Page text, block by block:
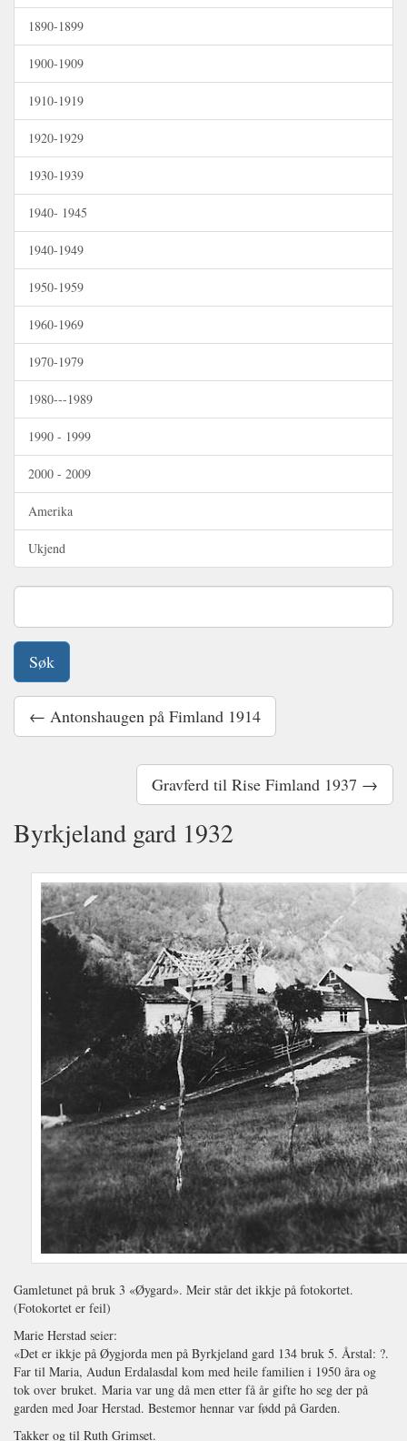
1890-1899
1900-1909
1910-1919
1920-1929
1930-1939
1940- 1945
1940-1949
1950-1959
1960-1969
1970-1979
1980---1989
1990 - 1999
2000 - 2009
Amerika
Ukjend
← Antonshaugen på Fimland 1914
Gravferd til Rise Fimland 1937 →
Byrkjeland gard 1932
Gamletunet på bruk 3 «Øygard». Meir står det ikkje på fotokortet.
(Fotokortet er feil)
Marie Herstad seier:
«Det er ikkje på Øygjorda men på Byrkjeland gard 134 bruk 5. Årstal: ?.
Far til Maria, Audun Erdalasdal kom med heile familien i 1950 åra og
tok over bruket. Maria var ung då men etter få år gifte ho seg der på
garden med Joar Herstad. Bestemor hennar var fødd på Garden.
Takker og til Ruth Grimset.